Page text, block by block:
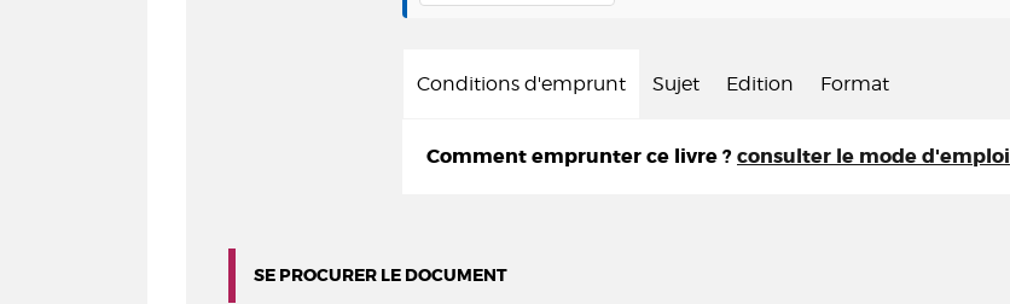
Conditions d'emprunt Sujet Edition Format
Comment emprunter ce livre ? consulter le mode d'emploi
SE PROCURER LE DOCUMENT